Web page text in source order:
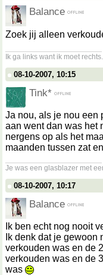
Balance
Zoek jij alleen
Ik ga links want ik moet
08-10-2007, 10:15
Tink*
Ja nou, als je nou een
aan went dan was het
nergens op als het
maanden tussen zat
Je was een glasblazer met
08-10-2007, 10:17
Balance
Ik ben echt nog nooit
Ik denk dat je gewoon
verkouden was en de
verkouden was en de
was